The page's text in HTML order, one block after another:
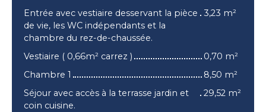
Entrée avec vestiaire desservant la pièce
de vie, les WC indépendants et la
chambre du rez-de-chaussée.
3,23 m²
Vestiaire ( 0,66m² carrez )
0,70 m²
Chambre 1
8,50 m²
Séjour avec accès à la terrasse jardin et
coin cuisine.
29,52 m²